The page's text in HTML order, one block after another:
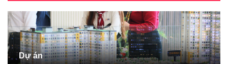
Dự án